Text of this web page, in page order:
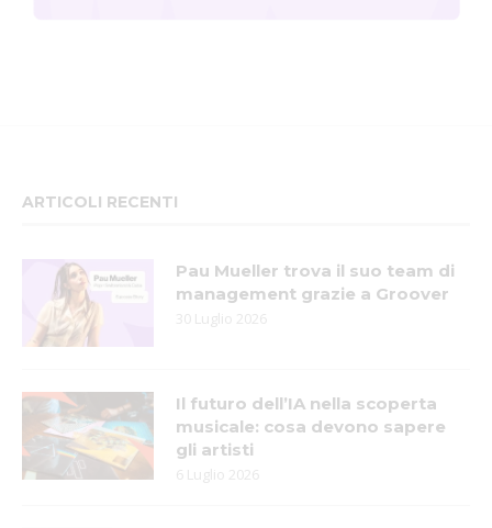
ARTICOLI RECENTI
Pau Mueller trova il suo team di
management grazie a Groover
30 Luglio 2026
Il futuro dell’IA nella scoperta
musicale: cosa devono sapere
gli artisti
6 Luglio 2026